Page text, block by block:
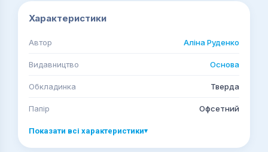
Характеристики
Автор Аліна Руденко
Видавництво Основа
Обкладинка Тверда
Папір Офсетний
Показати всі характеристики▾